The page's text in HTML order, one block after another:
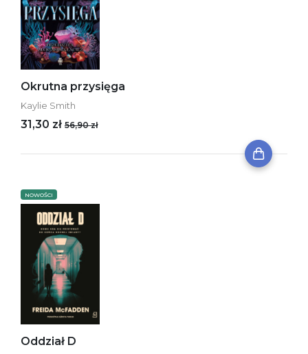
Okrutna przysięga
Kaylie Smith
31,30 zł 56,90 zł
NOWOŚCI
Oddział D